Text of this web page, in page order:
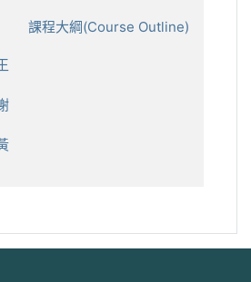
課程大綱(Course Outline)